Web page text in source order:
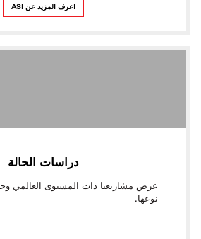
اعرف المزيد عن ASI
دراسات الحالة
عرض مشاريعنا ذات المستوى العالمي
نوعها.